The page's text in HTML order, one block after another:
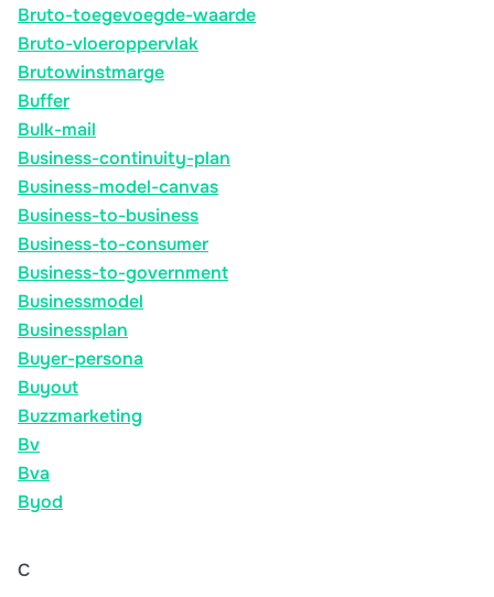
Bruto-toegevoegde-waarde
Bruto-vloeroppervlak
Brutowinstmarge
Buffer
Bulk-mail
Business-continuity-plan
Business-model-canvas
Business-to-business
Business-to-consumer
Business-to-government
Businessmodel
Businessplan
Buyer-persona
Buyout
Buzzmarketing
Bv
Bva
Byod
C